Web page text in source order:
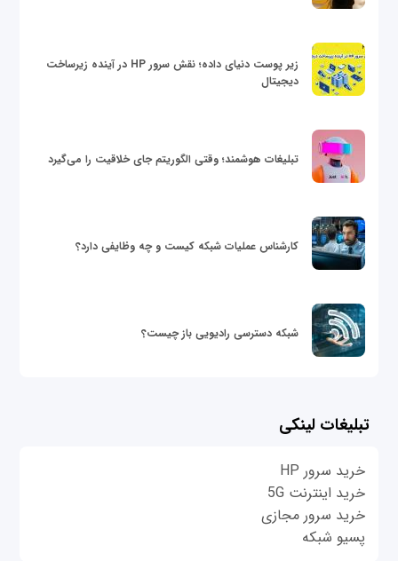
زیر پوست دنیای داده؛ نقش سرور HP در آینده زیرساخت
دیجیتال
تبلیغات هوشمند؛ وقتی الگوریتم جای خلاقیت را می‌گیرد
کارشناس عملیات شبکه کیست و چه وظایفی دارد؟
شبکه دسترسی رادیویی باز چیست؟
تبلیغات لینکی
خرید سرور HP
خرید اینترنت 5G
خرید سرور مجازی
پسیو شبکه